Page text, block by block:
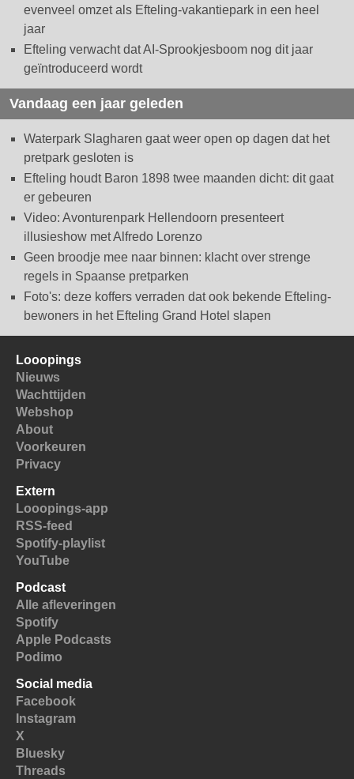
evenveel omzet als Efteling-vakantiepark in een heel
jaar
Efteling verwacht dat AI-Sprookjesboom nog dit jaar
geïntroduceerd wordt
Vandaag een jaar geleden
Waterpark Slagharen gaat weer open op dagen dat het
pretpark gesloten is
Efteling houdt Baron 1898 twee maanden dicht: dit gaat
er gebeuren
Video: Avonturenpark Hellendoorn presenteert
illusieshow met Alfredo Lorenzo
Geen broodje mee naar binnen: klacht over strenge
regels in Spaanse pretparken
Foto's: deze koffers verraden dat ook bekende Efteling-
bewoners in het Efteling Grand Hotel slapen
Looopings
Nieuws
Wachttijden
Webshop
About
Voorkeuren
Privacy
Extern
Looopings-app
RSS-feed
Spotify-playlist
YouTube
Podcast
Alle afleveringen
Spotify
Apple Podcasts
Podimo
Social media
Facebook
Instagram
X
Bluesky
Threads